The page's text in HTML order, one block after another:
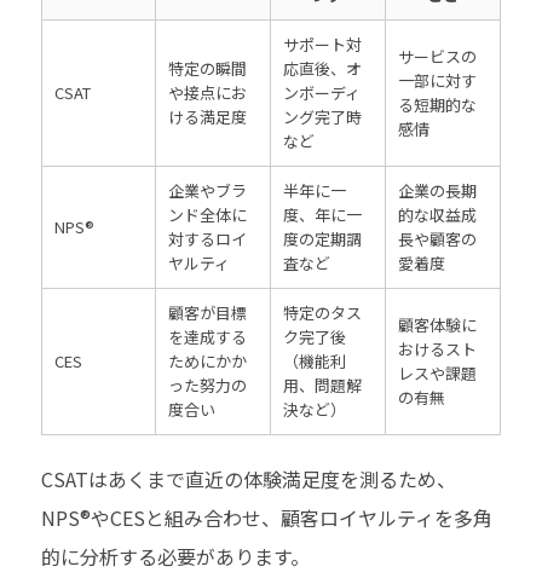
CSAT
特定の瞬間
や接点にお
ける満足度
サポート対
応直後、オ
ンボーディ
ング完了時
など
サービスの
一部に対す
る短期的な
感情
NPS®
企業やブラ
ンド全体に
対するロイ
ヤルティ
半年に一
度、年に一
度の定期調
査など
企業の長期
的な収益成
長や顧客の
愛着度
CES
顧客が目標
を達成する
ためにかか
った努力の
度合い
特定のタス
ク完了後
（機能利
用、問題解
決など）
顧客体験に
おけるスト
レスや課題
の有無
CSATはあくまで直近の体験満足度を測るため、
NPS®やCESと組み合わせ、顧客ロイヤルティを多角
的に分析する必要があります。